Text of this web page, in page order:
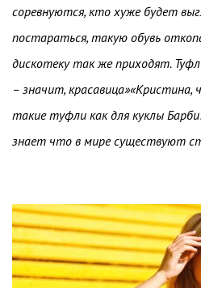
соревнуются, кто хуже будет
постараться, такую обувь
дискотеку так же приходят.
– значит, красавица»«Кристина,
такие туфли как для куклы
знает что в мире существуют